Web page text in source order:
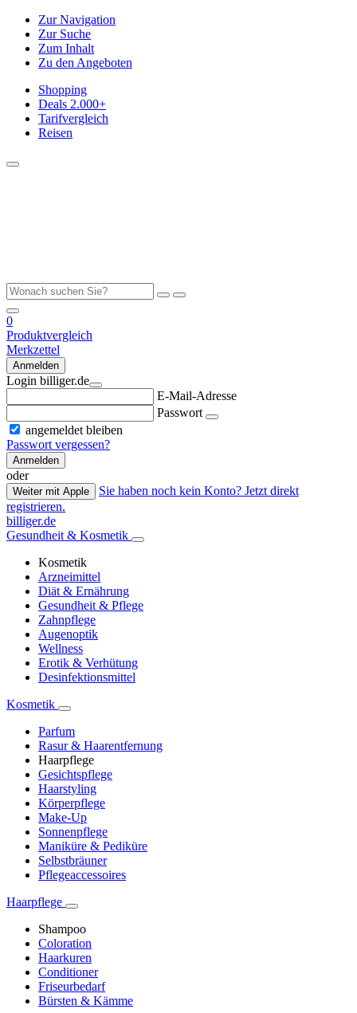
Zur Navigation
Zur Suche
Zum Inhalt
Zu den Angeboten
Shopping
Deals 2.000+
Tarifvergleich
Reisen
0
Produktvergleich
Merkzettel
Anmelden
Login billiger.de
E-Mail-Adresse
Passwort
angemeldet bleiben
Passwort vergessen?
Anmelden
oder
Weiter mit Apple
Sie haben noch kein Konto? Jetzt direkt
registrieren.
billiger.de
Gesundheit & Kosmetik
Kosmetik
Arzneimittel
Diät & Ernährung
Gesundheit & Pflege
Zahnpflege
Augenoptik
Wellness
Erotik & Verhütung
Desinfektionsmittel
Kosmetik
Parfum
Rasur & Haarentfernung
Haarpflege
Gesichtspflege
Haarstyling
Körperpflege
Make-Up
Sonnenpflege
Maniküre & Pediküre
Selbstbräuner
Pflegeaccessoires
Haarpflege
Shampoo
Coloration
Haarkuren
Conditioner
Friseurbedarf
Bürsten & Kämme